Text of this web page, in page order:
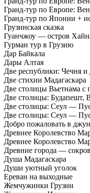
Гранд-тур по Европе:
Гранд-тур по Японии +
Грузинская сказка
Гуанчжоу — остров
Гурман тур в Грузию
Дар Байкала
Дары Алтая
Две республики: Чечня и
Две стихии Мадагаскара
Две столицы Вьетнама
Две столицы: Будапешт,
Две столицы: Сеул —
Две столицы: Сеул —
Добро пожаловать в
Древнее Королевство
Древнее Королевство
Древние города —
Душа Мадагаскара
Души уютный уголок
Ереван на выходные
Жемчужинки Грузии